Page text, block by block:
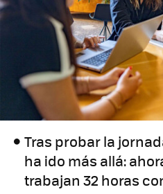
Tras probar la
ha ido más allá:
trabajan 32 horas